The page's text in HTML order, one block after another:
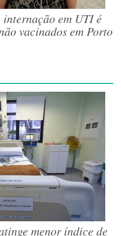
em UTI é
vacinados em Porto
menor índice de